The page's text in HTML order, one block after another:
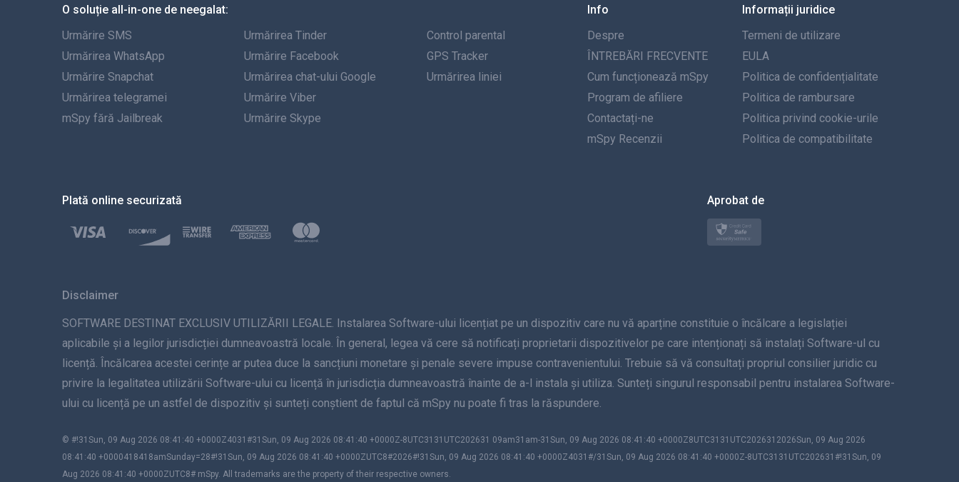
Español
Portugheză
Italiană
Türkçe
Norsk
Svenska
Dansk
O soluție all-in-one de neegalat:
Urmărire SMS
Urmărirea WhatsApp
Urmărire Snapchat
Urmărirea telegramei
mSpy fără Jailbreak
Urmărirea Tinder
Urmărire Facebook
Urmărirea chat-ului Google
Urmărire Viber
Urmărire Skype
Control parental
GPS Tracker
Urmărirea liniei
Info
Despre
ÎNTREBĂRI FRECVENTE
Cum funcționează mSpy
Program de afiliere
Contactați-ne
mSpy Recenzii
Informații juridice
Termeni de utilizare
EULA
Politica de confidențialitate
Politica de rambursare
Politica privind cookie-urile
Politica de compatibilitate
Plată online securizată Aprobat de
Disclaimer
SOFTWARE DESTINAT EXCLUSIV UTILIZĂRII LEGALE. Instalarea Software-ului licențiat pe un dispozitiv care nu vă aparține constituie o încălcare a legislației
aplicabile și a legilor jurisdicției dumneavoastră locale. În general, legea vă cere să notificați proprietarii dispozitivelor pe care intenționați să instalați Software-ul cu
licență. Încălcarea acestei cerințe ar putea duce la sancțiuni monetare și penale severe impuse contravenientului. Trebuie să vă consultați propriul consilier juridic cu
privire la legalitatea utilizării Software-ului cu licență în jurisdicția dumneavoastră înainte de a-l instala și utiliza. Sunteți singurul responsabil pentru instalarea Software-
ului cu licență pe un astfel de dispozitiv și sunteți conștient de faptul că mSpy nu poate fi tras la răspundere.
© #!31Sun, 09 Aug 2026 08:41:40 +0000Z4031#31Sun, 09 Aug 2026 08:41:40 +0000Z-8UTC3131UTC202631 09am31am-31Sun, 09 Aug 2026 08:41:40 +0000Z8UTC3131UTC2026312026Sun, 09 Aug 2026
08:41:40 +0000418418amSunday=28#!31Sun, 09 Aug 2026 08:41:40 +0000ZUTC8#2026#!31Sun, 09 Aug 2026 08:41:40 +0000Z4031#/31Sun, 09 Aug 2026 08:41:40 +0000Z-8UTC3131UTC202631#!31Sun, 09
Aug 2026 08:41:40 +0000ZUTC8# mSpy. All trademarks are the property of their respective owners.